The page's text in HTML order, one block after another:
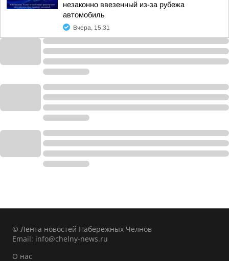
незаконно ввезенный из-за рубежа
автомобиль
Вчера, 15:31
© Лента новостей Набережных Челнов
Email: info@chelny-news.ru
О нас